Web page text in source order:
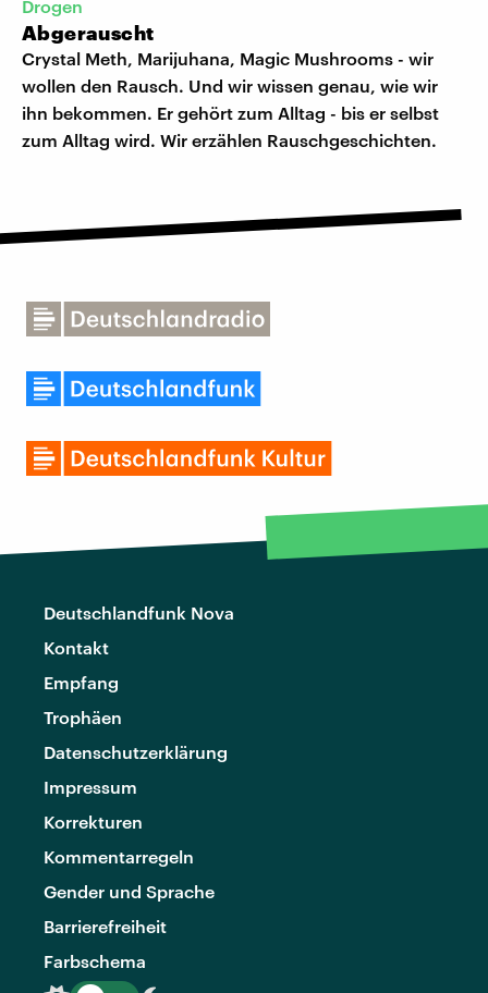
Drogen
Abgerauscht
Crystal Meth, Marijuhana, Magic Mushrooms - wir
wollen den Rausch. Und wir wissen genau, wie wir
ihn bekommen. Er gehört zum Alltag - bis er selbst
zum Alltag wird. Wir erzählen Rauschgeschichten.
Deutschlandfunk Nova
Kontakt
Empfang
Trophäen
Datenschutzerklärung
Impressum
Korrekturen
Kommentarregeln
Gender und Sprache
Barrierefreiheit
Farbschema